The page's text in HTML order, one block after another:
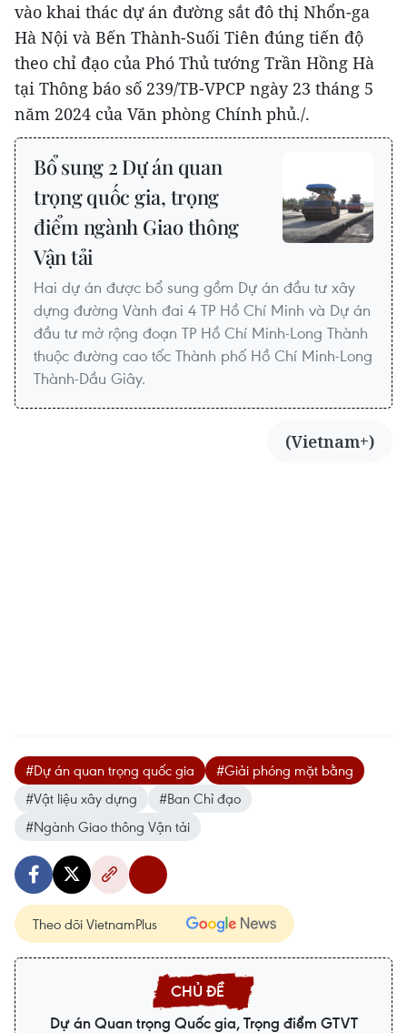
vào khai thác dự án đường sắt đô thị Nhổn-ga
Hà Nội và Bến Thành-Suối Tiên đúng tiến độ
theo chỉ đạo của Phó Thủ tướng Trần Hồng Hà
tại Thông báo số 239/TB-VPCP ngày 23 tháng 5
năm 2024 của Văn phòng Chính phủ./.
Bổ sung 2 Dự án quan
trọng quốc gia, trọng
điểm ngành Giao thông
Vận tải
Hai dự án được bổ sung gồm Dự án đầu tư xây
dựng đường Vành đai 4 TP Hồ Chí Minh và Dự án
đầu tư mở rộng đoạn TP Hồ Chí Minh-Long Thành
thuộc đường cao tốc Thành phố Hồ Chí Minh-Long
Thành-Dầu Giây.
(Vietnam+)
#Dự án quan trọng quốc gia
#Giải phóng mặt bằng
#Vật liệu xây dựng
#Ban Chỉ đạo
#Ngành Giao thông Vận tải
Theo dõi VietnamPlus
Dự án Quan trọng Quốc gia, Trọng điểm GTVT